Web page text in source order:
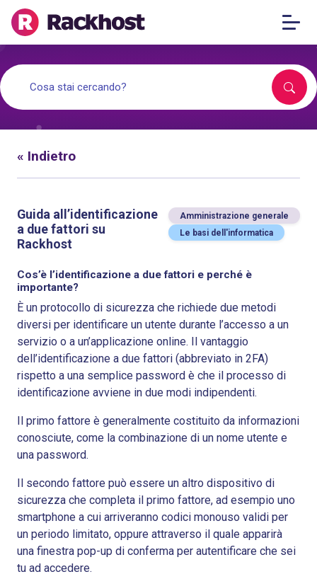
« Indietro
Guida all’identificazione
a due fattori su
Rackhost
Amministrazione generale
Le basi dell'informatica
Cos’è l’identificazione a due fattori e perché è
importante?
È un protocollo di sicurezza che richiede due metodi
diversi per identificare un utente durante l’accesso a un
servizio o a un’applicazione online. Il vantaggio
dell’identificazione a due fattori (abbreviato in 2FA)
rispetto a una semplice password è che il processo di
identificazione avviene in due modi indipendenti.
Il primo fattore è generalmente costituito da informazioni
conosciute, come la combinazione di un nome utente e
una password.
Il secondo fattore può essere un altro dispositivo di
sicurezza che completa il primo fattore, ad esempio uno
smartphone a cui arriveranno codici monouso validi per
un periodo limitato, oppure attraverso il quale apparirà
una finestra pop-up di conferma per autentificare che sei
tu ad accedere.